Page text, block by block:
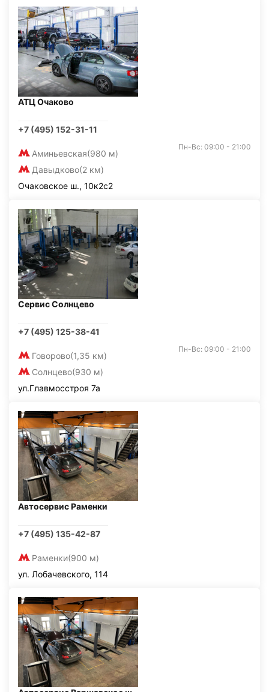
АТЦ Очаково
+7 (495) 152-31-11
Аминьевская(980 м)
Давыдково(2 км)
Пн-Вс: 09:00 - 21:00
Очаковское ш., 10к2с2
Сервис Солнцево
+7 (495) 125-38-41
Говорово(1,35 км)
Солнцево(930 м)
Пн-Вс: 09:00 - 21:00
ул.Главмосстроя 7а
Автосервис Раменки
+7 (495) 135-42-87
Раменки(900 м)
ул. Лобачевского, 114